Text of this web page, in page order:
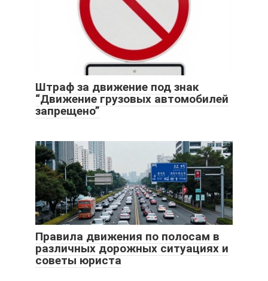
Штраф за движение под знак
“Движение грузовых автомобилей
запрещено”
Правила движения по полосам в
различных дорожных ситуациях и
советы юриста